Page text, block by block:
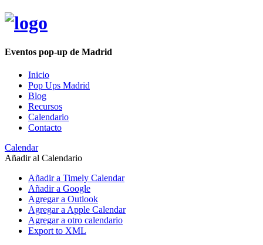
Eventos pop-up de Madrid
Inicio
Pop Ups Madrid
Blog
Recursos
Calendario
Contacto
Calendar
Añadir al Calendario
Añadir a Timely Calendar
Añadir a Google
Agregar a Outlook
Agregar a Apple Calendar
Agregar a otro calendario
Export to XML